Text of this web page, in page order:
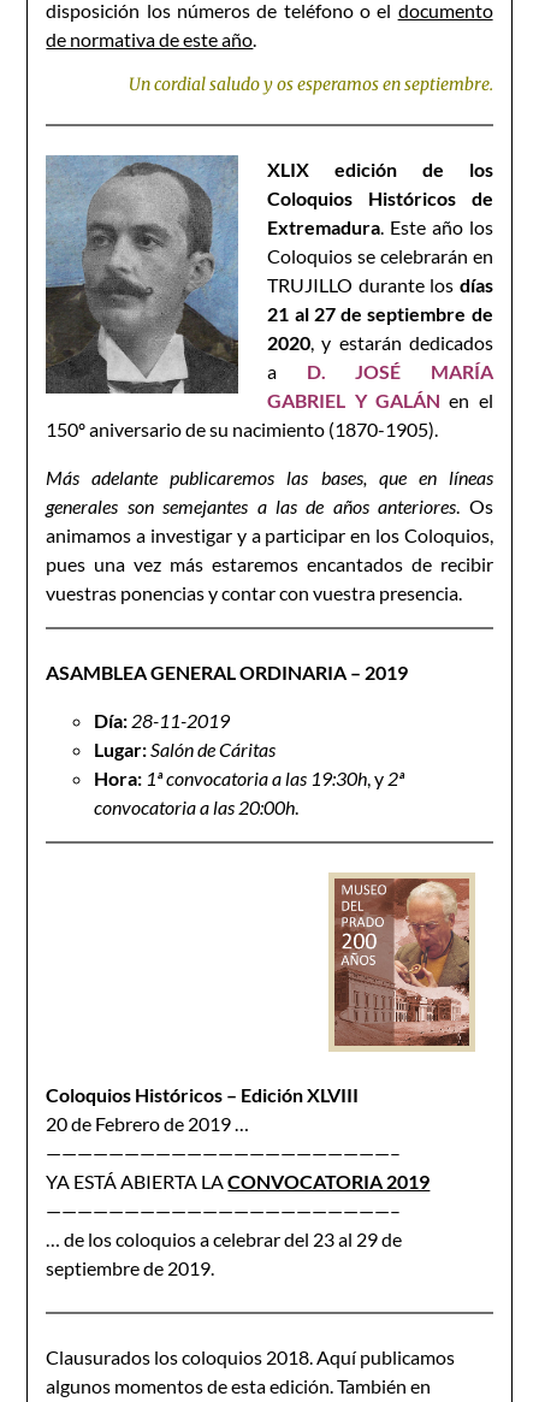
disposición los números de teléfono o el documento
de normativa de este año.
Un cordial saludo y os esperamos en septiembre.
XLIX edición de los
Coloquios Históricos de
Extremadura. Este año los
Coloquios se celebrarán en
TRUJILLO durante los días
21 al 27 de septiembre de
2020, y estarán dedicados
a D. JOSÉ MARÍA
GABRIEL Y GALÁN en el
150º aniversario de su nacimiento (1870-1905).
Más adelante publicaremos las bases, que en líneas
generales son semejantes a las de años anteriores. Os
animamos a investigar y a participar en los Coloquios,
pues una vez más estaremos encantados de recibir
vuestras ponencias y contar con vuestra presencia.
ASAMBLEA GENERAL ORDINARIA – 2019
Día: 28-11-2019
Lugar:Salón de Cáritas
Hora: 1ª convocatoria a las 19:30h, y 2ª
convocatoria a las 20:00h.
Coloquios Históricos – Edición XLVIII
20 de Febrero de 2019 …
——————————————————————–
YA ESTÁ ABIERTA LACONVOCATORIA 2019
——————————————————————–
… de los coloquios a celebrar del 23 al 29 de
septiembre de 2019.
Clausurados los coloquios 2018. Aquí publicamos
algunos momentos de esta edición. También en